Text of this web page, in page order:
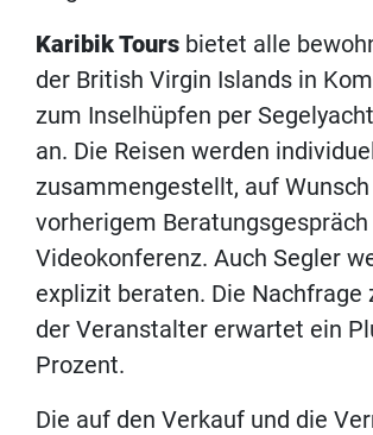
Karibik Tours bietet alle
der British Virgin Islands in
zum Inselhüpfen per
an. Die Reisen werden
zusammengestellt, auf
vorherigem
Videokonferenz. Auch Segler
explizit beraten. Die Nachfrage
der Veranstalter erwartet ein
Prozent.
Die auf den Verkauf und die